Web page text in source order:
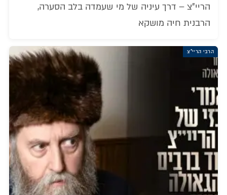
הריי"צ – דרך עיניה של מי שעמדה בלב הסערה,
הרבנית חיה מושקא
הרבי הריי"צ